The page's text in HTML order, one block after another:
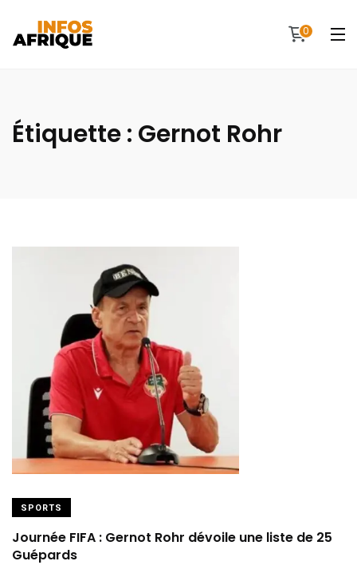
0
Étiquette : Gernot Rohr
SPORTS
Journée FIFA : Gernot Rohr dévoile une liste de 25
Guépards